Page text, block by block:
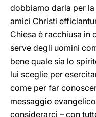
dobbiamo darla per
amici Christi
Chiesa è racchiusa in
serve degli uomini
bene quale sia lo
lui sceglie per
come per far
messaggio
considerarci – con